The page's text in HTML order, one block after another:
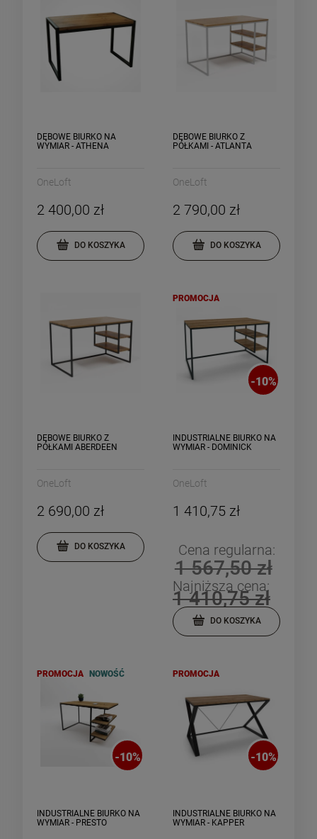
DĘBOWE BIURKO NA
WYMIAR - ATHENA
OneLoft
2 400,00 zł
DO KOSZYKA
DĘBOWE BIURKO Z
PÓŁKAMI - ATLANTA
OneLoft
2 790,00 zł
DO KOSZYKA
DĘBOWE BIURKO Z
PÓŁKAMI ABERDEEN
OneLoft
2 690,00 zł
DO KOSZYKA
-10%
INDUSTRIALNE BIURKO NA
WYMIAR - DOMINICK
OneLoft
1 410,75 zł
Cena regularna:
1 567,50 zł
Najniższa cena:
1 410,75 zł
DO KOSZYKA
PROMOCJA
-10%
INDUSTRIALNE BIURKO NA
WYMIAR - PRESTO
PROMOCJA NOWOŚĆ
-10%
INDUSTRIALNE BIURKO NA
WYMIAR - KAPPER
PROMOCJA